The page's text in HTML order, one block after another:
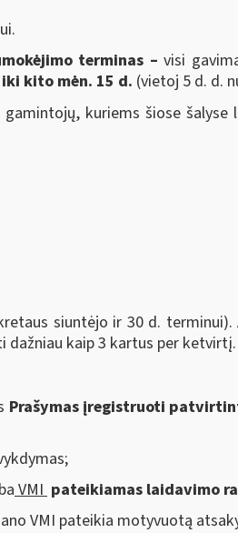
terminas –visi
iki kito mėn. 15 d. (vietoj 5 d. d.
kuriems šiose šalyse
siuntėjo ir 30 d.
dažniau kaip 3 kartus per ketvirtį.
Prašymas įregistruoti
VMI pateikiamas laidavimo
VMI pateikia motyvuotą